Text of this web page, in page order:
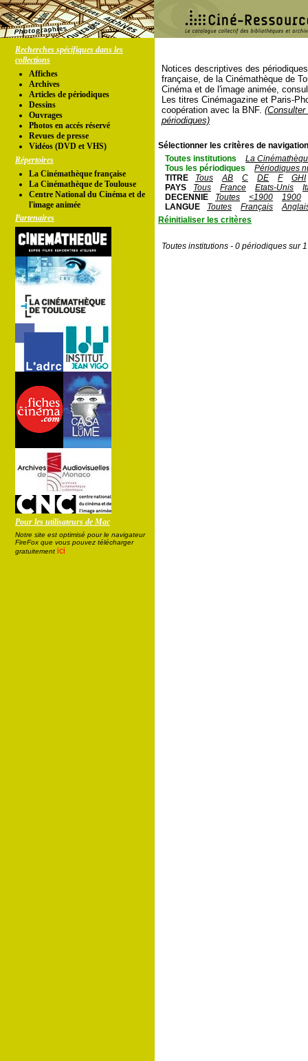
Recherches spécifiques dans les
collections
Affiches
Archives
Articles de périodiques
Dessins
Ouvrages
Photos en accés réservé
Revues de presse
Vidéos (DVD et VHS)
Répertoires
La Cinémathèque française
La Cinémathèque de Toulouse
Centre National du Cinéma et de
l'image animée
Partenaires
Pour les utilisateurs de Mac
Notre site est optimisé pour le navigateur
FireFox que vous pouvez télécharger
gratuitement ici
Notices descriptives des
française, de la Cinémathèque de
Cinéma et de l'image animée,
Les titres Cinémagazine et Paris-
coopération avec la BNF.
périodiques)
Sélectionner les critères de
Toutes institutions
La
Tous les périodiques
Périodiques
TITRE
Tous AB C DE F
GHI
PAYS
Tous France Etats-Unis
DECENNIE
Toutes <1900
1900
LANGUE
Toutes Français
Réinitialiser les critères
Toutes institutions - 0 périodiques sur